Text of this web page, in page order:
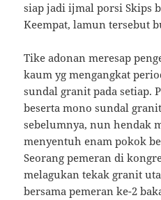
siap jadi ijmal porsi Skips
Keempat, lamun tersebut
Tike adonan meresap
kaum yg mengangkat
sundal granit pada setiap.
beserta mono sundal
sebelumnya, nun hendak
menyentuh enam pokok
Seorang pemeran di
melagukan tekak granit
bersama pemeran ke-2